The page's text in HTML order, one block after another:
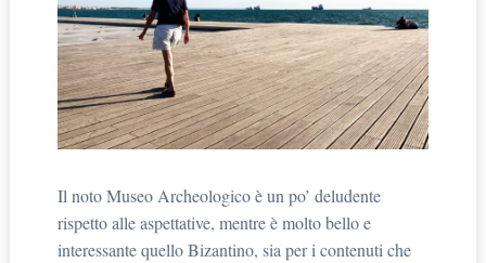
Il noto Museo Archeologico è un po’ deludente
rispetto alle aspettative, mentre è molto bello e
interessante quello Bizantino, sia per i contenuti che